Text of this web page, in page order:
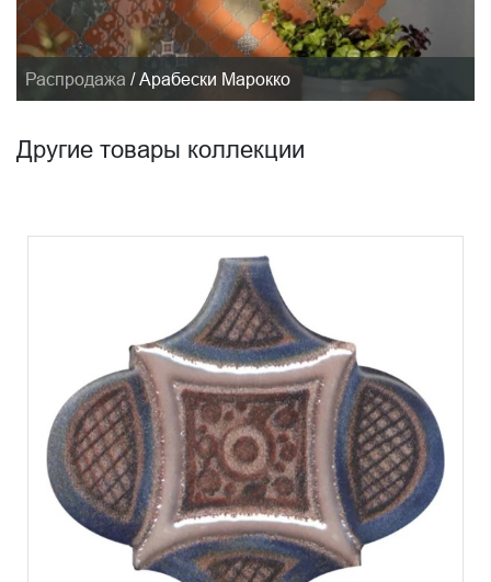
Распродажа / Арабески Марокко
Другие товары коллекции